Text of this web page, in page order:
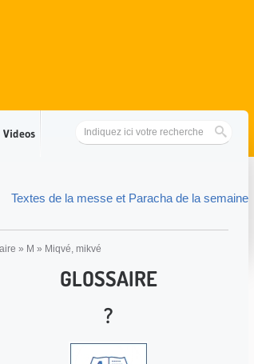
Videos
Textes de la messe et Paracha de la semaine
» M » Miqvé, mikvé
GLOSSAIRE
?